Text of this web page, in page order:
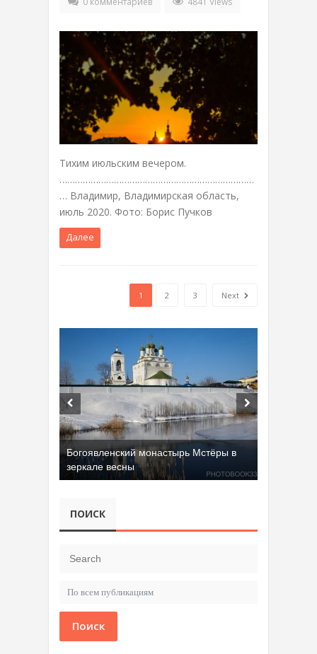
Тихим июльским вечером.
…………………………………………………………………
… Владимир, Владимирская область,
июль 2020. Фото: Борис Пучков
Далее
1 2 3 Next
Богоявленский монастырь Мстёры в
зеркале весны
Добрятинский карьер (д. Алферово)
ПОИСК
Поиск